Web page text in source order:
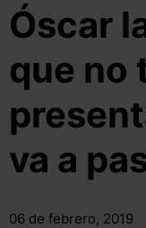
Óscar
que no
va a
06 de febrero, 2019